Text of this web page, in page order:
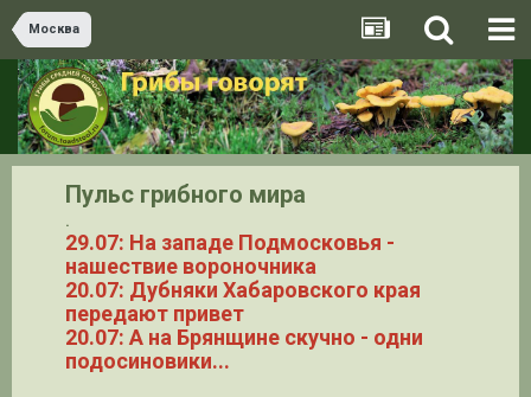
Москва
Пульс грибного мира
.
29.07: На западе Подмосковья -
нашествие вороночника
20.07: Дубняки Хабаровского края
передают привет
20.07: А на Брянщине скучно - одни
подосиновики...